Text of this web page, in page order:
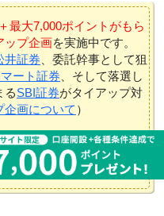
最大7,000ポイントがもら
ップ企画を実施中です。
井証券 、委託幹事として狙
ート証券 、そして落選し
るSBI証券がタイアップ対
企画について ）